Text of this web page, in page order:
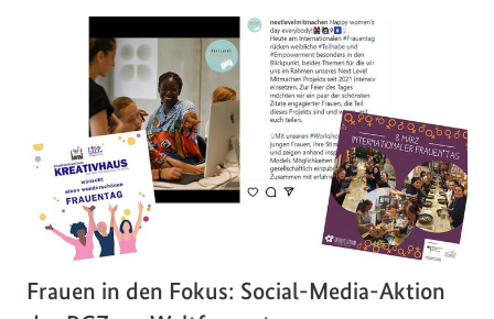
Frauen in den Fokus: Social-Media-Aktion